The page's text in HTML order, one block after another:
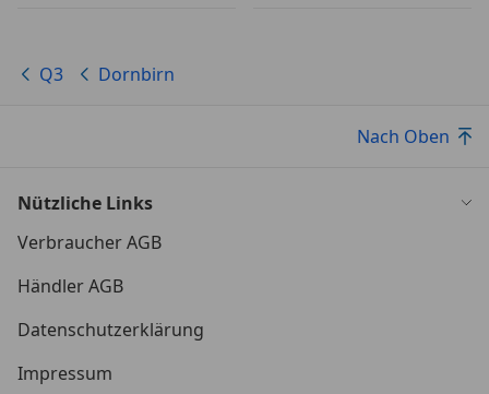
Q3 Dornbirn
Nach Oben
Nützliche Links
Verbraucher AGB
Händler AGB
Datenschutzerklärung
Impressum